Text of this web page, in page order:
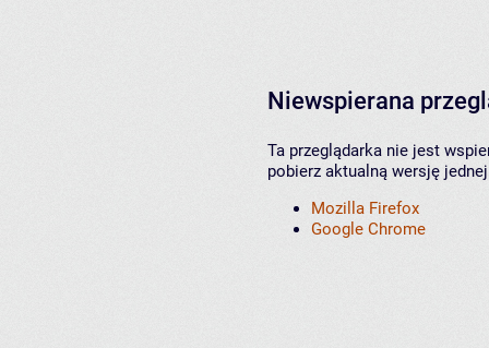
Niewspierana
Ta przeglądarka nie jest
pobierz aktualną wersję
Mozilla Firefox
Google Chrome